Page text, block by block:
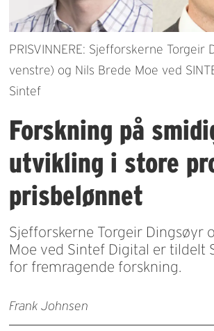
PRISVINNERE: Sjefforskerne Torgeir
venstre) og Nils Brede Moe ved
Sintef
Forskning på
utvikling i store
prisbelønnet
Sjefforskerne Torgeir Dingsøyr
Moe ved Sintef Digital er tildelt
for fremragende forskning.
Frank Johnsen